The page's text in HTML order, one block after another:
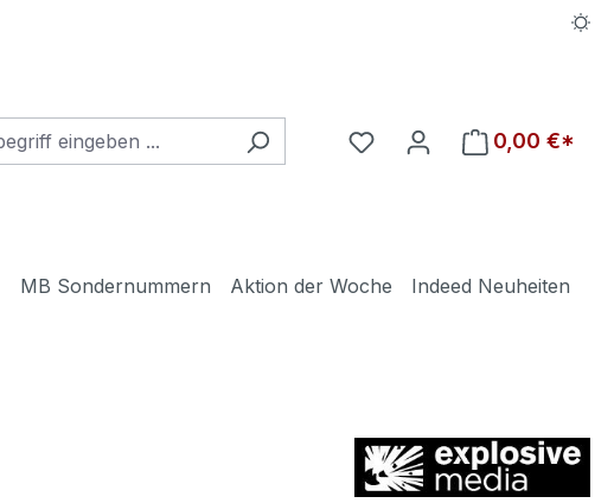
Du hast 0 Produkte auf
0,00 €*
MB Sondernummern Aktion der Woche
Indeed Neuheiten